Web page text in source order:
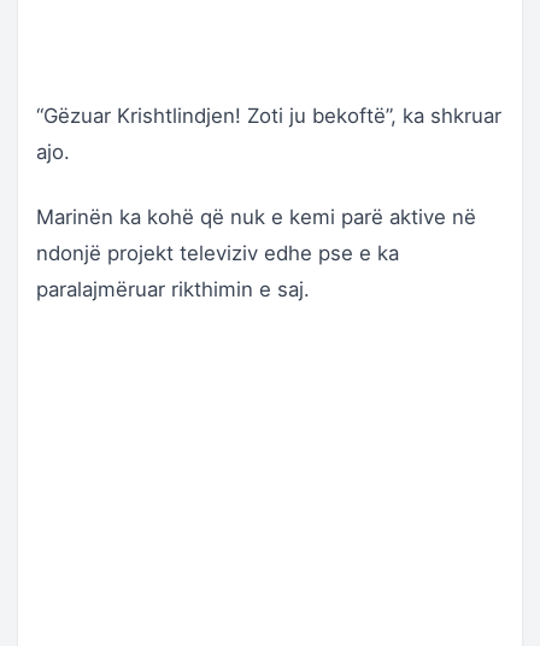
“Gëzuar Krishtlindjen! Zoti ju bekoftë”, ka shkruar
ajo.
Marinën ka kohë që nuk e kemi parë aktive në
ndonjë projekt televiziv edhe pse e ka
paralajmëruar rikthimin e saj.